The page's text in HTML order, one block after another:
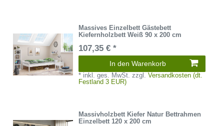
Massives Einzelbett Gästebett
Kiefernholzbett Weiß 90 x 200 cm
107,35 € *
In den Warenkorb
* inkl. ges. MwSt. zzgl.Versandkosten (dt.
Festland 3 EUR)
Massivholzbett Kiefer Natur Bettrahmen
Einzelbett 120 x 200 cm